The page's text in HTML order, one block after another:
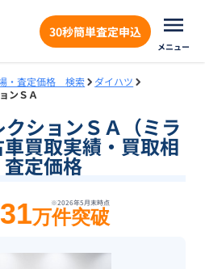
30秒簡単査定申込
メニュー
・査定価格 検索
ダイハツ
ンＳＡ
クションＳＡ（ミラ
買取実績・買取相
定価格
※2026年5月末時点
31万件突破